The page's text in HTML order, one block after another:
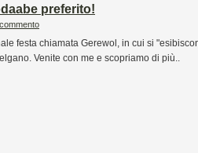
preferito!
festa chiamata Gerewol, in cui si
Venite con me e scopriamo di più..